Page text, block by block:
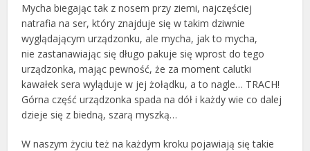
Mycha biegając tak z nosem przy ziemi, najczęściej
natrafia na ser, który znajduje się w takim dziwnie
wyglądającym urządzonku, ale mycha, jak to mycha,
nie zastanawiając się długo pakuje się wprost do tego
urządzonka, mając pewność, że za moment calutki
kawałek sera wyląduje w jej żołądku, a to nagle… TRACH!
Górna część urządzonka spada na dół i każdy wie co dalej
dzieje się z biedną, szarą myszką…
W naszym życiu też na każdym kroku pojawiają się takie